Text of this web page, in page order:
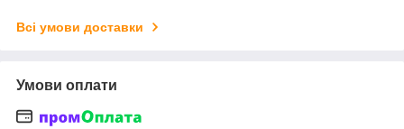
Всі умови доставки
Умови оплати